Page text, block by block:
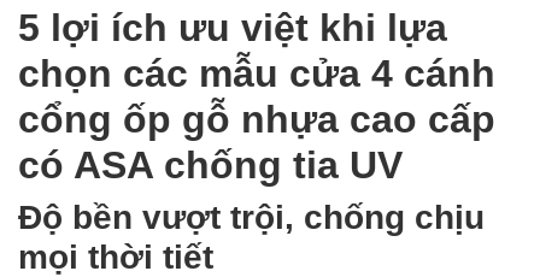
5 lợi ích ưu việt khi lựa
chọn các mẫu cửa 4 cánh
cổng ốp gỗ nhựa cao cấp
có ASA chống tia UV
Độ bền vượt trội, chống chịu
mọi thời tiết